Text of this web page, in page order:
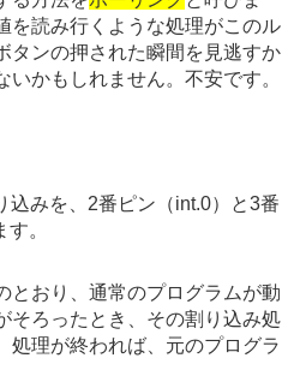
を読み行くような処理がこのル
タンの押された瞬間を見逃すか
いかもしれません。不安です。
みを、2番ピン（int.0）と3番
す。
おり、通常のプログラムが動
そろったとき、その割り込み処
処理が終われば、元のプログラ